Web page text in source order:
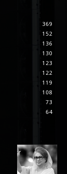
369
152
136
130
123
122
119
108
73
64